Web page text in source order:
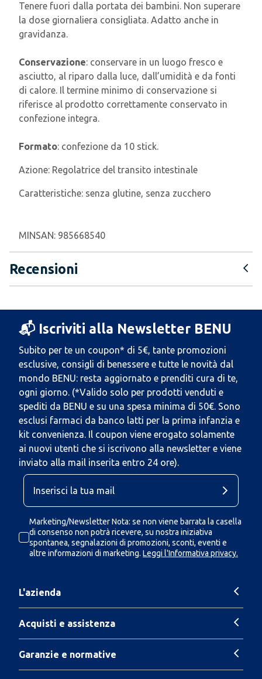
Tenere fuori dalla portata dei bambini. Non superare
la dose giornaliera consigliata. Adatto anche in
gravidanza.
Conservazione: conservare in un luogo fresco e
asciutto, al riparo dalla luce, dall’umidità e da fonti
di calore. Il termine minimo di conservazione si
riferisce al prodotto correttamente conservato in
confezione integra.
Formato: confezione da 10 stick.
Azione: Regolatrice del transito intestinale
Caratteristiche: senza glutine, senza zucchero
MINSAN: 985668540
Recensioni
📬 Iscriviti alla Newsletter BENU
Subito per te un coupon* di 5€, tante promozioni
esclusive, consigli di benessere e tutte le novità dal
mondo BENU: resta aggiornato e prenditi cura di te,
ogni giorno. (*Valido solo per prodotti venduti e
spediti da BENU e su una spesa minima di 50€. Sono
esclusi farmaci da banco latti per la prima infanzia e
kit convenienza. Il coupon viene erogato solamente
ai nuovi utenti che si iscrivono alla newsletter e viene
inviato alla mail inserita entro 24 ore).
Marketing/Newsletter Nota: se non viene barrata la casella
di consenso non potrà ricevere, su nostra iniziativa
spontanea, segnalazioni di promozioni, sconti, eventi e
altre informazioni di marketing. Leggi l'Informativa privacy.
L'azienda
Acquisti e assistenza
Garanzie e normative